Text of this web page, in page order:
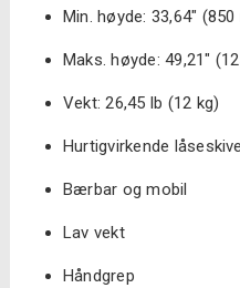
Min. høyde: 33,64″
Maks. høyde: 49,21″
Vekt: 26,45 lb (12 kg)
Hurtigvirkende
Bærbar og mobil
Lav vekt
Håndgrep